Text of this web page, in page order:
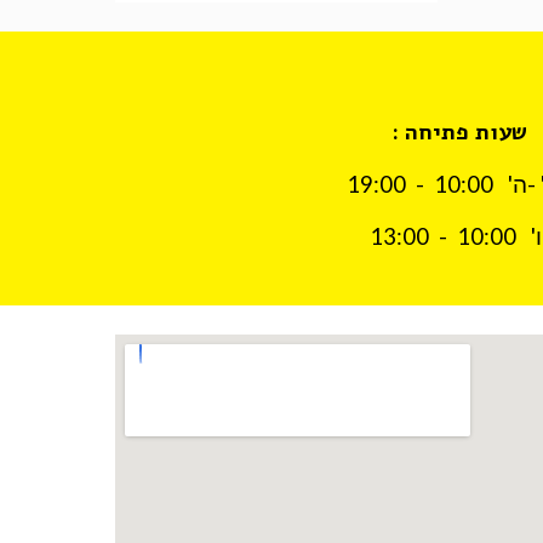
שעות פתיחה :
ו'   10:00  -  13:00